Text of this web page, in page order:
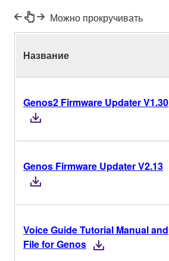
Можно прокручивать
Название
Genos2 Firmware Updater V1.30
Genos Firmware Updater V2.13
Voice Guide Tutorial Manual and
File for Genos